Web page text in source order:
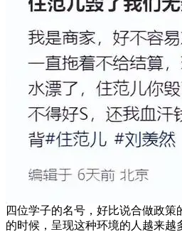
四位学子的名号，好比说合做政策
的时候，呈现这种环境的人越来越